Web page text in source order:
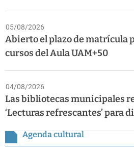
05/08/2026
Abierto el plazo de matrícula
cursos del Aula UAM+50
04/08/2026
Las bibliotecas municipales
‘Lecturas refrescantes’ para
Agenda cultural